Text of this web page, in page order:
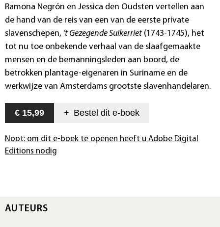
Ramona Negrón en Jessica den Oudsten vertellen aan
de hand van de reis van een van de eerste private
slavenschepen, ’t Gezegende Suikerriet (1743-1745), het
tot nu toe onbekende verhaal van de slaafgemaakte
mensen en de bemanningsleden aan boord, de
betrokken plantage-eigenaren in Suriname en de
werkwijze van Amsterdams grootste slavenhandelaren.
€ 15,99 + Bestel dit e-boek
Noot: om dit e-boek te openen heeft u Adobe Digital
Editions nodig
AUTEURS